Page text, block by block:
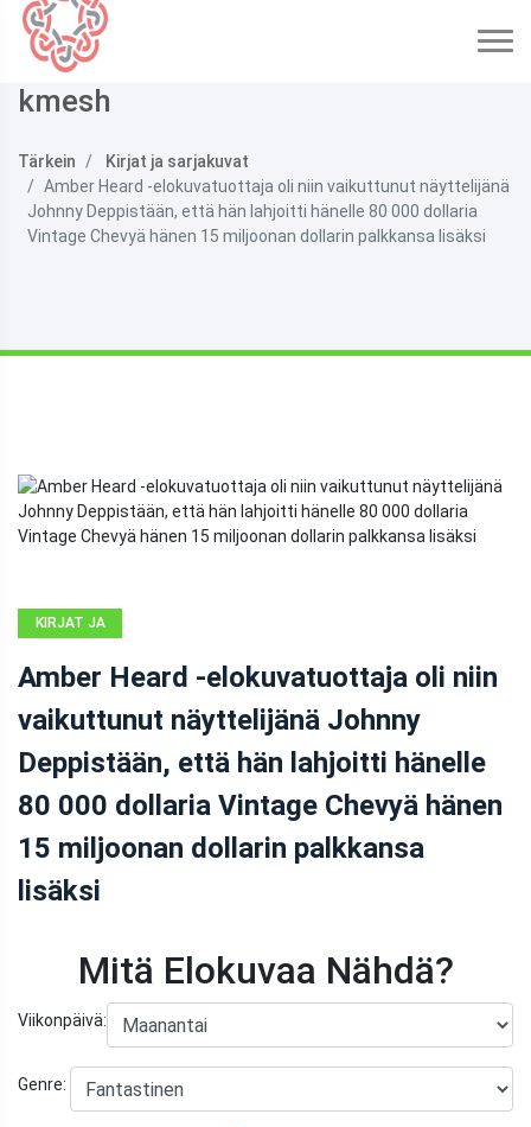
kmesh
Tärkein
Kirjat ja sarjakuvat
Amber Heard -elokuvatuottaja oli niin vaikuttunut näyttelijänä
Johnny Deppistään, että hän lahjoitti hänelle 80 000 dollaria
Vintage Chevyä hänen 15 miljoonan dollarin palkkansa lisäksi
KIRJAT JA
Amber Heard -elokuvatuottaja oli niin
vaikuttunut näyttelijänä Johnny
Deppistään, että hän lahjoitti hänelle
80 000 dollaria Vintage Chevyä hänen
15 miljoonan dollarin palkkansa
lisäksi
Mitä Elokuvaa Nähdä?
Viikonpäivä:
Genre: